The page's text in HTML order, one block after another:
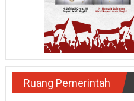
Ruang Pemerintah